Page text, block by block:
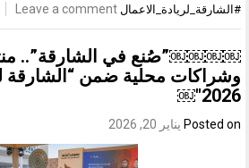
#الشارقة_لريادة_الاعمال Leave a comment
￼￼￼￼”صُنع في الشارقة”..
وشراكات محلية ضمن “الشارقة
2026″￼
Posted on يناير 20, 2026